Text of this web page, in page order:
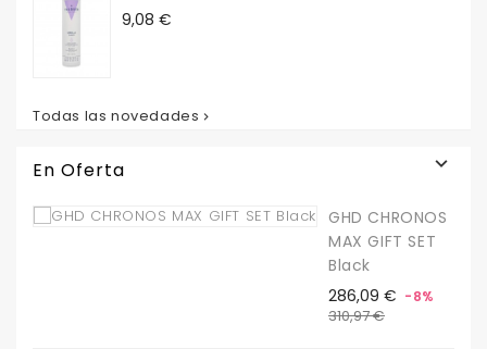
Precio
9,08 €
Todas las novedades 
En Oferta 
GHD CHRONOS
MAX GIFT SET
Black
Precio
286,09 € -8%
310,97 €